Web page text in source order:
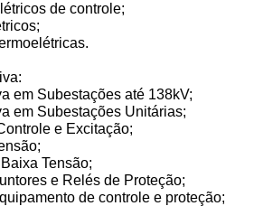
de controle;
em Subestações até 138kV;
em Subestações Unitárias;
e Excitação;
Tensão;
e Relés de Proteção;
de controle e proteção;